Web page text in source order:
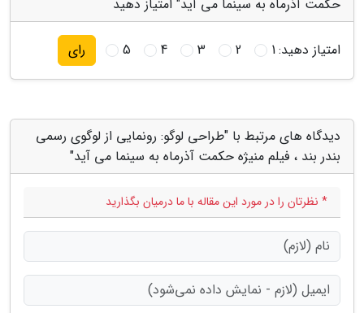
حکمت آذرماه به سینما می آید" امتیاز دهید
امتیاز دهید:1
2
3
4
5 رای
دیدگاه های مرتبط با "طراحی لوگو: رونمایی از لوگوی رسمی
بندر بند ، فیلم منیژه حکمت آذرماه به سینما می آید"
* نظرتان را در مورد این مقاله با ما درمیان بگذارید